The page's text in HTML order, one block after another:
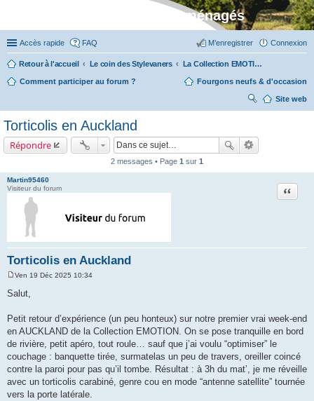
Stylevan - Vans aménagés
Accès rapide FAQ Connexion
M’enregistrer
Retour à l'accueil Le coin des Stylevaners La Collection EMOTION (fabriquée en Vendée chez Fleurette)
Comment participer au forum ? Fourgons neufs & d'occasion
Site web
ch
Torticolis en Auckland
Répondre
2 messages • Page 1 sur 1
Martin95460
Visiteur du forum
Torticolis en Auckland
Citation
e
s
g
e
Ven 19 Déc 2025 10:34
Salut,
Petit retour d’expérience (un peu honteux) sur notre premier vrai week-end
en AUCKLAND de la Collection EMOTION. On se pose tranquille en bord
de rivière, petit apéro, tout roule… sauf que j’ai voulu “optimiser” le
couchage : banquette tirée, surmatelas un peu de travers, oreiller coincé
contre la paroi pour pas qu’il tombe. Résultat : à 3h du mat’, je me réveille
avec un torticolis carabiné, genre cou en mode “antenne satellite” tournée
vers la porte latérale.